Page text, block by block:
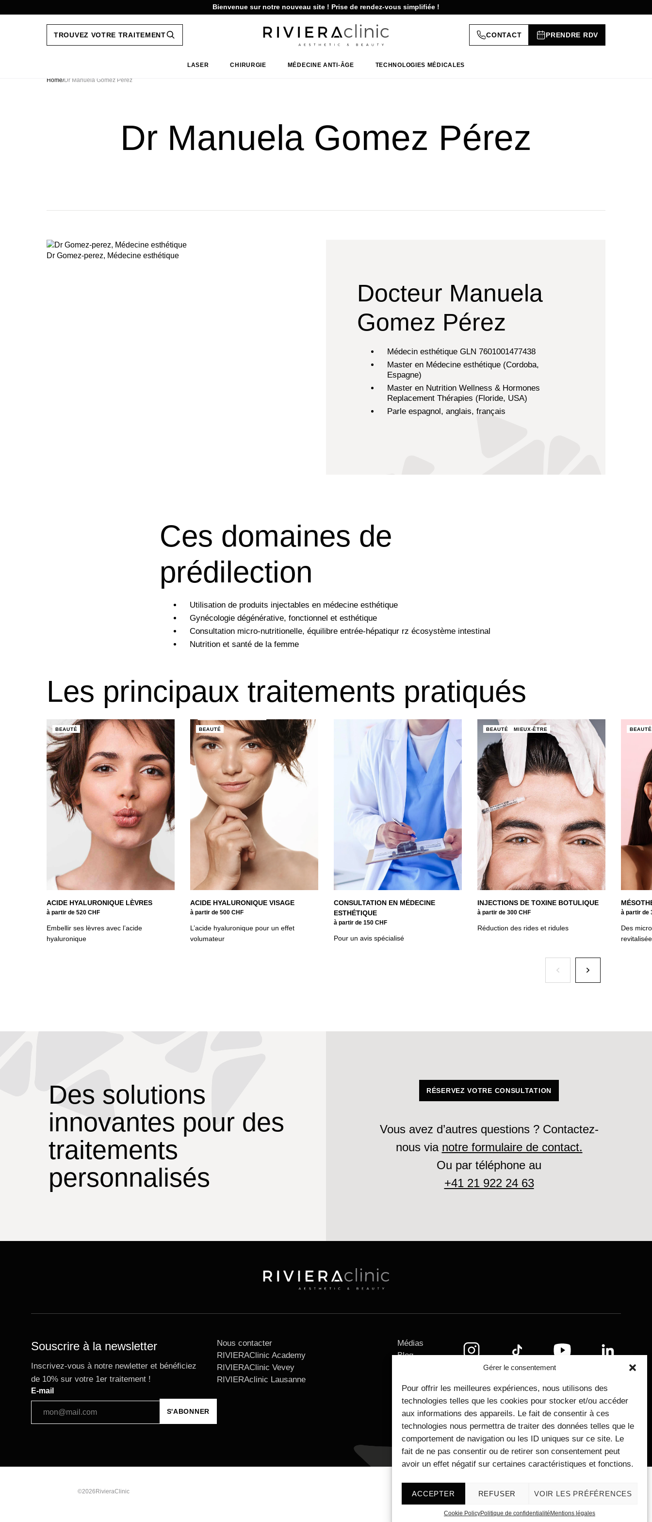
Gérer le consentement
Pour offrir les meilleures expériences, nous utilisons des
technologies telles que les cookies pour stocker et/ou accéder
aux informations des appareils. Le fait de consentir à ces
technologies nous permettra de traiter des données telles que le
comportement de navigation ou les ID uniques sur ce site. Le
fait de ne pas consentir ou de retirer son consentement peut
avoir un effet négatif sur certaines caractéristiques et fonctions.
ACCEPTER REFUSER VOIR LES PRÉFÉRENCES
Cookie PolicyPolitique de confidentialité Mentions légales
Bienvenue sur notre nouveau site ! Prise de rendez-vous simplifiée !
TROUVEZ VOTRE TRAITEMENT CONTACT PRENDRE RDV
LASER CHIRURGIE MÉDECINE ANTI-ÂGE TECHNOLOGIES MÉDICALES
Home/Dr Manuela Gomez Pérez
Dr Manuela Gomez Pérez
Dr Gomez-perez, Médecine esthétique
Docteur Manuela
Gomez Pérez
Médecin esthétique GLN 7601001477438
Master en Médecine esthétique (Cordoba,
Espagne)
Master en Nutrition Wellness & Hormones
Replacement Thérapies (Floride, USA)
Parle espagnol, anglais, français
Ces domaines de
prédilection
Utilisation de produits injectables en médecine esthétique
Gynécologie dégénérative, fonctionnel et esthétique
Consultation micro-nutritionelle, équilibre entrée-hépatiqur rz écosystème intestinal
Nutrition et santé de la femme
Les principaux traitements pratiqués
BEAUTÉ
ACIDE HYALURONIQUE LÈVRES
à partir de 520 CHF
Embellir ses lèvres avec l’acide
hyaluronique
BEAUTÉ
ACIDE HYALURONIQUE VISAGE
à partir de 500 CHF
L’acide hyaluronique pour un effet
volumateur
CONSULTATION EN MÉDECINE
ESTHÉTIQUE
à partir de 150 CHF
Pour un avis spécialisé
BEAUTÉ MIEUX-ÊTRE
INJECTIONS DE TOXINE BOTULIQUE
à partir de 300 CHF
Réduction des rides et ridules
BEAUTÉ
à partir de
Des
Des solutions
innovantes pour des
traitements
personnalisés
RÉSERVEZ VOTRE CONSULTATION
Vous avez d’autres questions ? Contactez-
nous via notre formulaire de contact.
Ou par téléphone au
+41 21 922 24 63
Souscrire à la newsletter
Inscrivez-vous à notre newletter et bénéficiez
de 10% sur votre 1er traitement !
E-mail
Nous contacter
RIVIERAClinic Academy
RIVIERAClinic Vevey
RIVIERAclinic Lausanne
Médias
Blog
©2026RivieraClinic